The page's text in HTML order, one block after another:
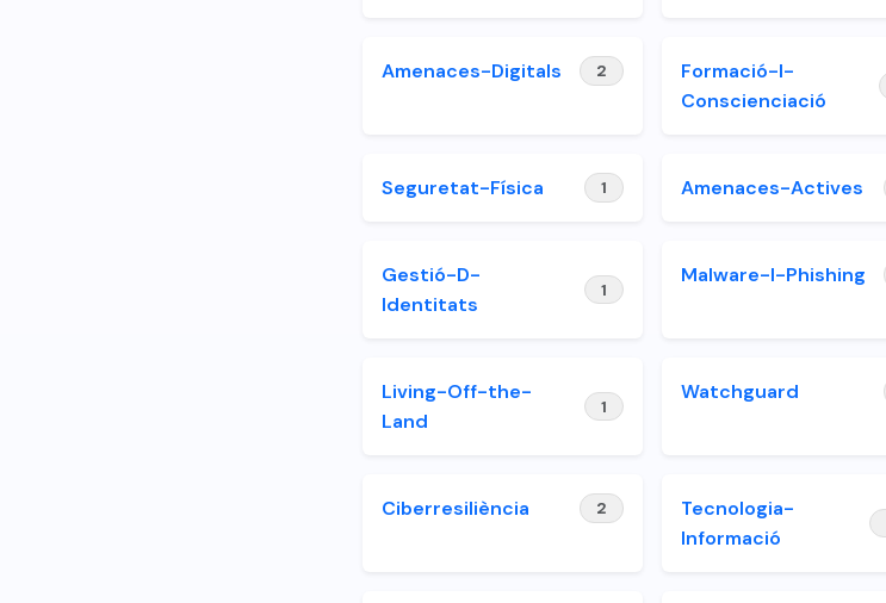
Amenaces-Digitals 2
Formació-I-
Conscienciació
Seguretat-Física 1 Amenaces-Actives
Gestió-D-
Identitats
1
Malware-I-Phishing
Living-Off-the-
Land
1
Watchguard
Ciberresiliència 2
Tecnologia-
Informació